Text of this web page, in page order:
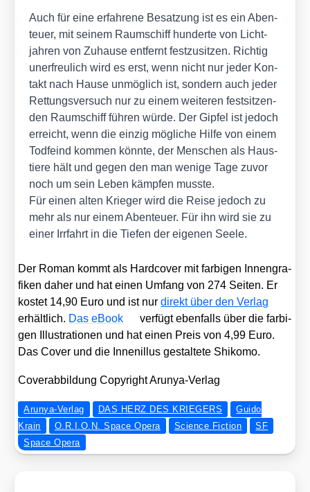
Auch für eine erfah­re­ne Besat­zung ist es ein Aben­
teu­er, mit sei­nem Raum­schiff hun­der­te von Licht­
jah­ren von Zuhau­se ent­fernt fest­zu­sit­zen. Rich­tig
uner­freu­lich wird es erst, wenn nicht nur jeder Kon­
takt nach Hau­se unmög­lich ist, son­dern auch jeder
Ret­tungs­ver­such nur zu einem wei­te­ren fest­sit­zen­
den Raum­schiff füh­ren wür­de. Der Gip­fel ist jedoch
erreicht, wenn die ein­zig mög­li­che Hil­fe von einem
Tod­feind kom­men könn­te, der Men­schen als Haus­
tie­re hält und gegen den man weni­ge Tage zuvor
noch um sein Leben kämp­fen muss­te.
Für einen alten Krie­ger wird die Rei­se jedoch zu
mehr als nur einem Aben­teu­er. Für ihn wird sie zu
einer Irr­fahrt in die Tie­fen der eige­nen See­le.
Der Roman kommt als Hard­co­ver mit far­bi­gen Innen­gra­
fi­ken daher und hat einen Umfang von 274 Sei­ten. Er
kos­tet 14,90 Euro und ist nurdirekt über den Ver­lag
erhält­lich. Das eBook
ver­fügt eben­falls über die far­bi­
gen Illus­tra­tio­nen und hat einen Preis von 4,99 Euro.
Das Cover und die Innen­il­lus gestal­te­te Shi­ko­mo.
Cover­ab­bil­dung Copy­right Aru­nya-Ver­lag
Arunya-Verlag DAS HERZ DES KRIEGERS
Guido
Krain
O.R.I.O.N. Space Opera Science Fiction
SF
Space Opera